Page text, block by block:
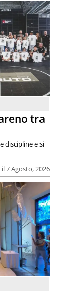
tra
7 Agosto, 2026
discipline e si